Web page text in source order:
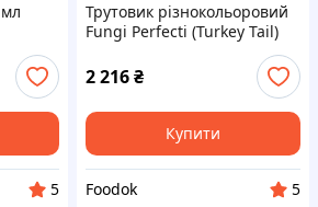
5
Трутовик різнокольоровий
Fungi Perfecti (Turkey Tail)
2 216₴
Купити
Foodok
5